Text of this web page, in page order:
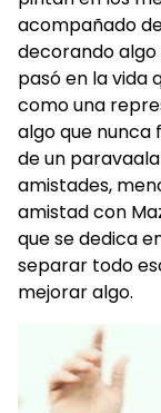
acompañado
decorando
pasó en la vida
como una
algo que nunca
de un
amistades,
amistad con
que se dedica
separar todo
mejorar algo.